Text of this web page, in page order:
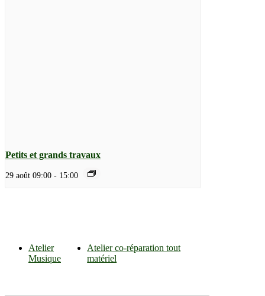
Petits et grands travaux
29 août 09:00 - 15:00
Atelier
Musique
Atelier co-réparation tout
matériel